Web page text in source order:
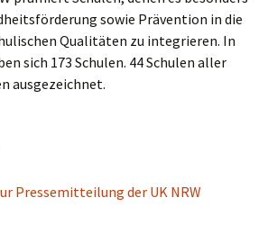
sowie Prävention in die
Qualitäten zu integrieren. In
sich 173 Schulen. 44 Schulen aller
ausgezeichnet.
Pressemitteilung der UK NRW